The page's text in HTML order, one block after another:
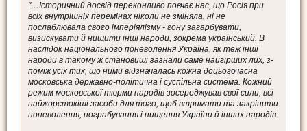
"…Історичний досвід переконливо повчає нас, що Росія при
всіх внутрішніх перемінах ніколи не зміняла, ні не
послаблювала свого імперіялізму - гону загарбувати,
визискувати й нищити інші народи, зокрема український. В
наслідок національного поневолення Україна, як теж інші
народи в такому ж становищі зазнали саме найгірших лих, з-
поміж усіх тих, що ними відзначалась кожна доцьогочасна
московська державно-політична і суспільна система. Кожний
режим московської тюрми народів зосереджував свої сили, всі
найжорстокіші засоби для того, щоб втримати та закріпити
поневолення, пограбування і нищення України й інших народів.